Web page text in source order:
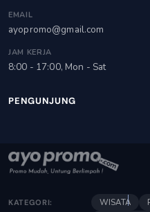
EMAIL
ayopromo@gmail.com
JAM KERJA
8:00 - 17:00, Mon - Sat
PENGUNJUNG
KATEGORI: WISATA